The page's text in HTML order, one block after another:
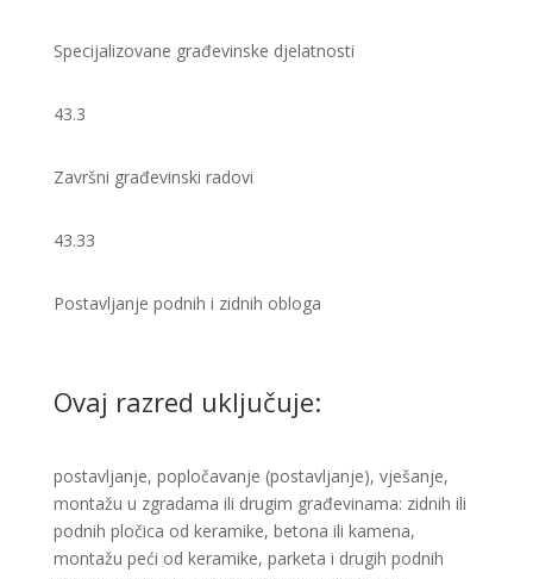
Specijalizovane građevinske djelatnosti
43.3
Završni građevinski radovi
43.33
Postavljanje podnih i zidnih obloga
Ovaj razred uključuje:
postavljanje, popločavanje (postavljanje), vješanje,
montažu u zgradama ili drugim građevinama: zidnih ili
podnih pločica od keramike, betona ili kamena,
montažu peći od keramike, parketa i drugih podnih